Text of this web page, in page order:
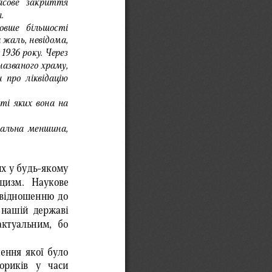
більшості
невідома,
року. Через
храму,
ліквідацію
яких вона на
меншина,
у будь-якому
Наукове
до
державі
бо
якої було
у  часи